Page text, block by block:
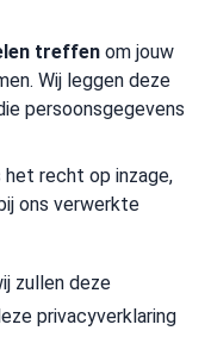
treffen om jouw
Wij leggen deze
persoonsgegevens
het recht op inzage,
ons verwerkte
zullen deze
privacyverklaring